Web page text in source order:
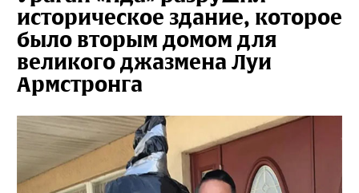
историческое здание, которое
было вторым домом для
великого джазмена Луи
Армстронга